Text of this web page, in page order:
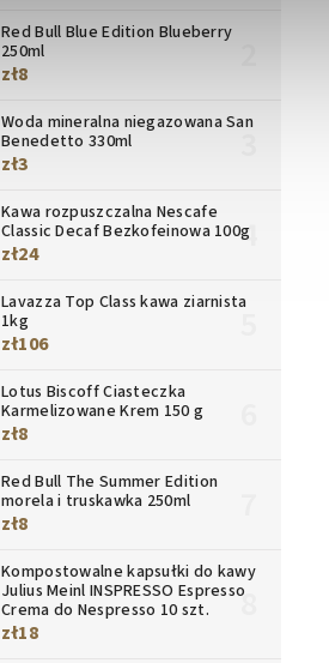
Red Bull Blue Edition Blueberry
250ml
zł8
Woda mineralna niegazowana San
Benedetto 330ml
zł3
Kawa rozpuszczalna Nescafe
Classic Decaf Bezkofeinowa 100g
zł24
Lavazza Top Class kawa ziarnista
1kg
zł106
Lotus Biscoff Ciasteczka
Karmelizowane Krem 150 g
zł8
Red Bull The Summer Edition
morela i truskawka 250ml
zł8
Kompostowalne kapsułki do kawy
Julius Meinl INSPRESSO Espresso
Crema do Nespresso 10 szt.
zł18